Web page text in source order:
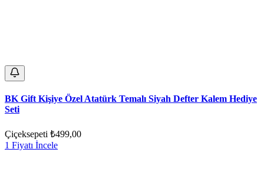
BK Gift Kişiye Özel Atatürk Temalı Siyah Defter Kalem Hediye
Seti
Çiçeksepeti ₺499,00
1 Fiyatı İncele